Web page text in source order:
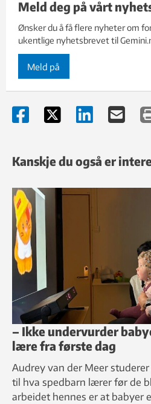
Meld deg på vårt
Ønsker du å få flere nyheter om
ukentlige nyhetsbrevet til
Meld på
Kanskje du også er
– Ikke undervurder
lære fra første dag
Audrey van der Meer
til hva spedbarn lærer før de
arbeidet hennes er at babyer